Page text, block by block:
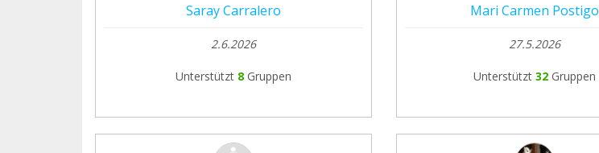
Saray Carralero
2.6.2026
Unterstützt 8 Gruppen
Mari Carmen Postigo
27.5.2026
Unterstützt 32 Gruppen